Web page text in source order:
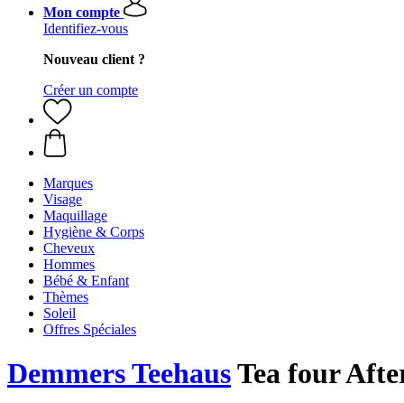
Mon compte
Identifiez-vous
Nouveau client ?
Créer un compte
Marques
Visage
Maquillage
Hygiène & Corps
Cheveux
Hommes
Bébé & Enfant
Thèmes
Soleil
Offres Spéciales
Demmers TeehausTea four